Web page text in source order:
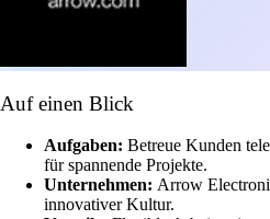
Auf einen Blick
Aufgaben: Betreue Kunden
für spannende Projekte.
Unternehmen: Arrow
innovativer Kultur.